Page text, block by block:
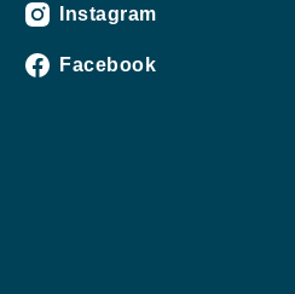
Instagram
Facebook